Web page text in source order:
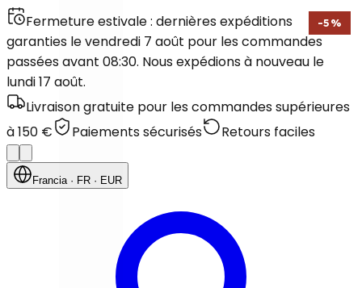
Fermeture estivale : dernières expéditions
garanties le vendredi 7 août pour les commandes
passées avant 08:30. Nous expédions à nouveau le
lundi 17 août.
Livraison gratuite pour les commandes supérieures
à 150 €
Paiements sécurisés Retours faciles
Francia· FR · EUR
-5 %